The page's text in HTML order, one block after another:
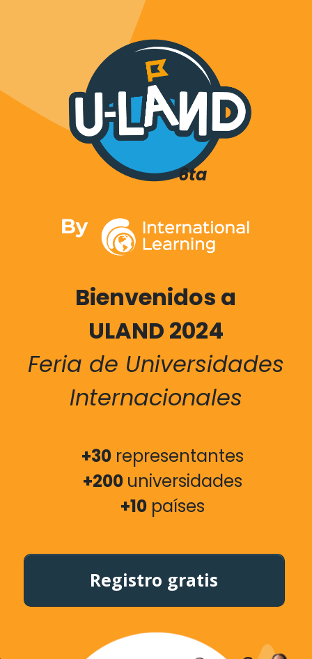
6ta
Bienvenidos a
ULAND 2024
Feria de Universidades
Internacionales
+30 representantes
+200 universidades
+10 países
Registro gratis